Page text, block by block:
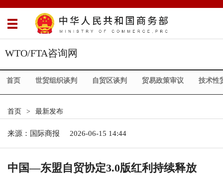
WTO/FTA咨询网
首页 世贸组织谈判 自贸区谈判 贸易政策审议 技术性
首页 > 最新发布
来源： 国际商报 2026-06-15 14:44
中国—东盟自贸协定3.0版红利持续释放